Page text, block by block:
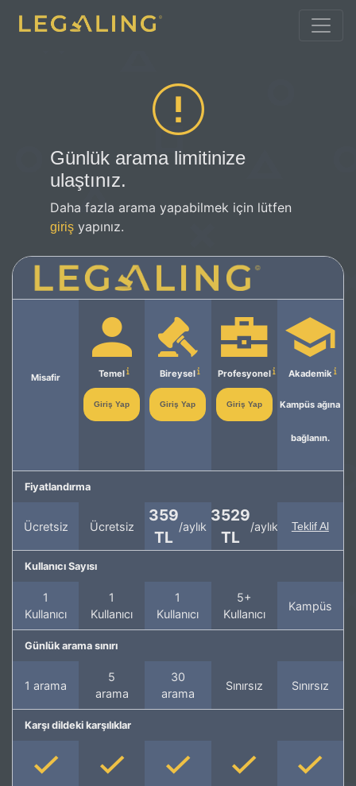
Günlük arama limitinize
ulaştınız.
Daha fazla arama yapabilmek için lütfen
giriş yapınız.
Misafir Temel
Giriş Yap
Bireysel
Giriş Yap
Profesyonel
Giriş Yap
Akademik
Kampüs ağına
bağlanın.
Fiyatlandırma
Ücretsiz Ücretsiz
359
TL
/aylık
3529
TL
/aylık Teklif Al
Kullanıcı Sayısı
1
Kullanıcı
1
Kullanıcı
1
Kullanıcı
5+
Kullanıcı
Kampüs
Günlük arama sınırı
1 arama
5
arama
30
arama
Sınırsız Sınırsız
Karşı dildeki karşılıklar